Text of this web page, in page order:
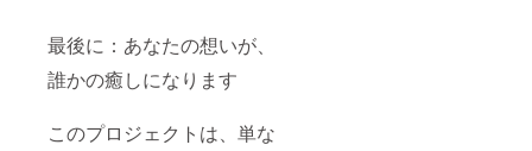
最後に：あなたの想いが、
誰かの癒しになります
このプロジェクトは、単な